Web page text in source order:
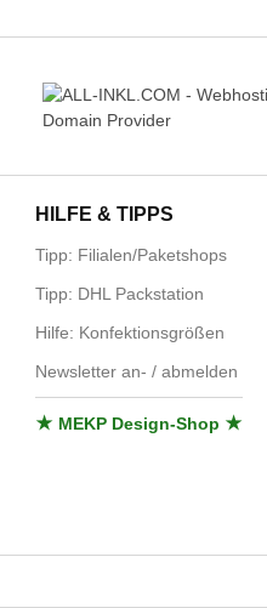
HILFE & TIPPS
Tipp: Filialen/Paketshops
Tipp: DHL Packstation
Hilfe: Konfektionsgrößen
Newsletter an- / abmelden
★ MEKP Design-Shop ★